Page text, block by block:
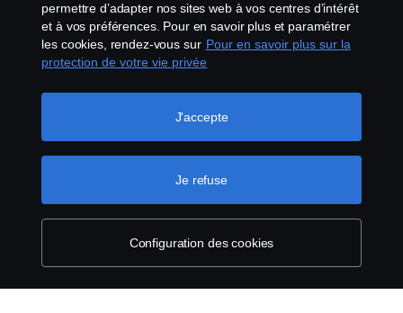
Termes et conditions
Contactez-nous
Politique de cookies
Configuration des cookies
permettre d’adapter nos sites web à vos centres d’intérêt
et à vos préférences. Pour en savoir plus et paramétrer
les cookies, rendez-vous sur Pour en savoir plus sur la
protection de votre vie privée
Configuration des cookies
Je refuse
J'accepte